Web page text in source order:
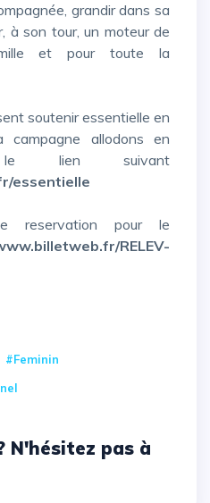
grandir dans sa
à son tour, un moteur de
et pour toute la
soutenir essentielle en
allodons en
lien suivant
essentielle
pour le
RELEV-
#Feminin